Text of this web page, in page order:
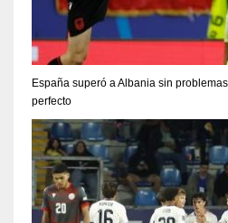
España superó a Albania sin
perfecto